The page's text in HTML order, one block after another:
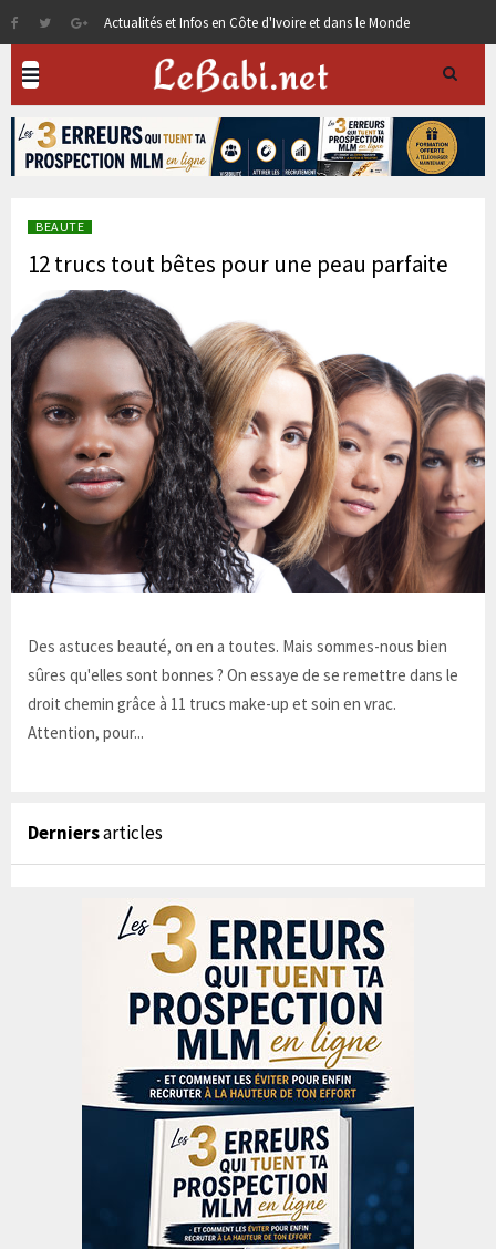
Actualités et Infos en Côte d'Ivoire et dans le Monde
BEAUTE
12 trucs tout bêtes pour une peau parfaite
Des astuces beauté, on en a toutes. Mais sommes-nous bien
sûres qu'elles sont bonnes ? On essaye de se remettre dans le
droit chemin grâce à 11 trucs make-up et soin en vrac.
Attention, pour...
Derniersarticles